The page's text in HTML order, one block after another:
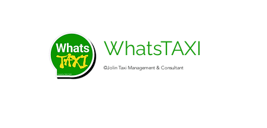
WhatsTAXI
©Jolin Taxi Management & Consultant